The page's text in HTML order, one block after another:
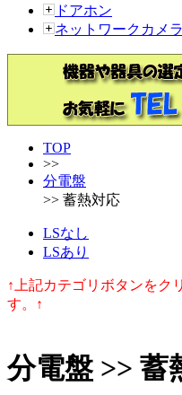
ドアホン
ネットワークカメ
TOP
>>
分電盤
>> 蓄熱対応
LSなし
LSあり
↑上記カテゴリボタンをク
す。↑
分電盤 >> 蓄